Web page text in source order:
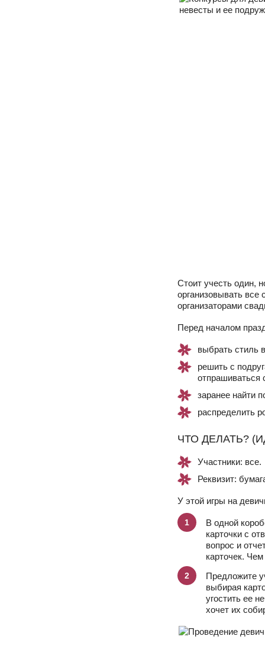
Стоит учесть один,
организовывать
организаторами
Перед началом
выбрать стиль
решить с
отпрашиваться
заранее найти
распределить
ЧТО ДЕЛАТЬ?
Участники: все.
Реквизит:
У этой игры на
В одной
карточки с
вопрос и
карточек.
Предложите
выбирая
угостить ее
хочет их